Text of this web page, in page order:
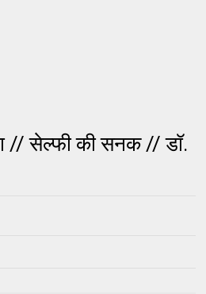
// सेल्फी की सनक // डॉ.